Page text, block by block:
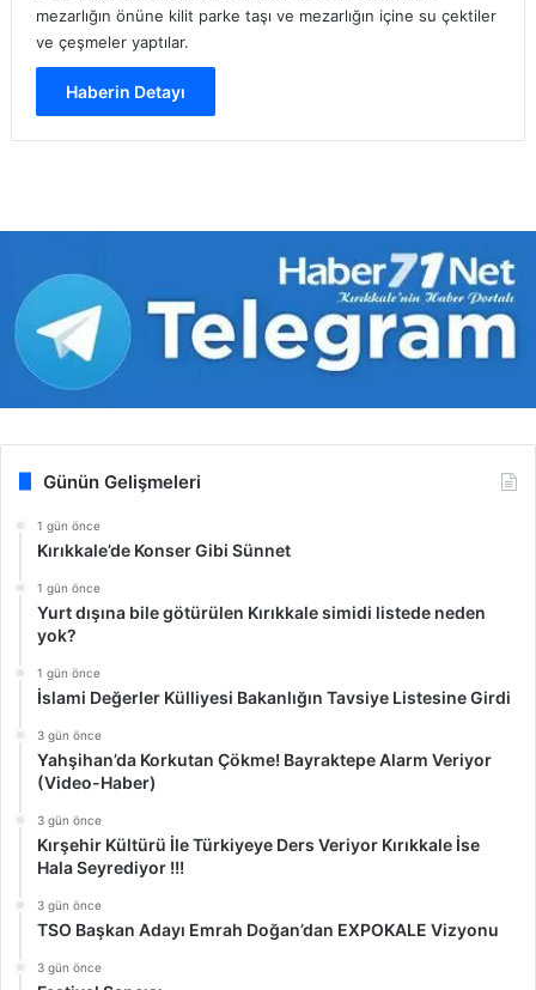
mezarlığın önüne kilit parke taşı ve mezarlığın içine su çektiler
ve çeşmeler yaptılar.
Haberin Detayı
Günün Gelişmeleri
1 gün önce
Kırıkkale’de Konser Gibi Sünnet
1 gün önce
Yurt dışına bile götürülen Kırıkkale simidi listede neden
yok?
1 gün önce
İslami Değerler Külliyesi Bakanlığın Tavsiye Listesine Girdi
3 gün önce
Yahşihan’da Korkutan Çökme! Bayraktepe Alarm Veriyor
(Video-Haber)
3 gün önce
Kırşehir Kültürü İle Türkiyeye Ders Veriyor Kırıkkale İse
Hala Seyrediyor !!!
3 gün önce
TSO Başkan Adayı Emrah Doğan’dan EXPOKALE Vizyonu
3 gün önce